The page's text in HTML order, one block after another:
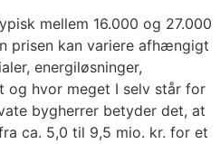
mellem 16.000 og 27.000
prisen kan variere afhængigt
energiløsninger,
og hvor meget I selv står for
bygherrer betyder det, at
ca. 5,0 til 9,5 mio. kr. for et